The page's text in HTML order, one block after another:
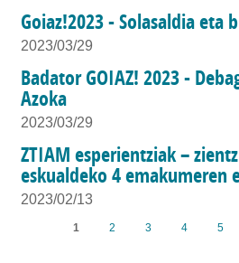
Goiaz!2023 - Solasaldia eta
2023/03/29
Badator GOIAZ! 2023 -
Azoka
2023/03/29
ZTIAM esperientziak –
eskualdeko 4 emakumeren
2023/02/13
1 2 3 4 5